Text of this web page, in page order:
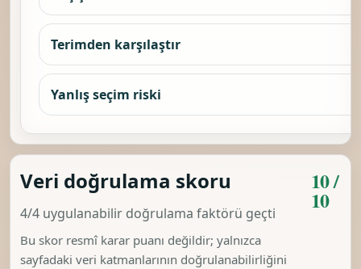
Terimden karşılaştır
Yanlış seçim riski
Veri doğrulama skoru
4/4 uygulanabilir doğrulama faktörü geçti
Bu skor resmî karar puanı değildir; yalnızca
sayfadaki veri katmanlarının doğrulanabilirliğini
10 /
10